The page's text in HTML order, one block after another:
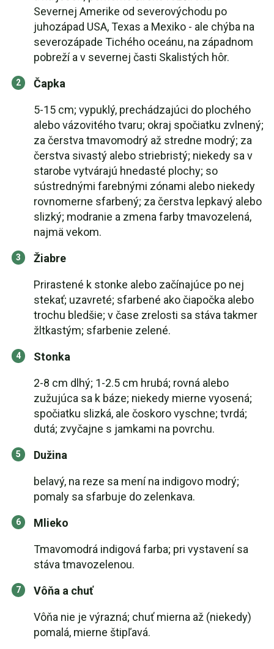
Severnej Amerike od severovýchodu po
juhozápad USA, Texas a Mexiko - ale chýba na
severozápade Tichého oceánu, na západnom
pobreží a v severnej časti Skalistých hôr.
Čapka
5-15 cm; vypuklý, prechádzajúci do plochého
alebo vázovitého tvaru; okraj spočiatku zvlnený;
za čerstva tmavomodrý až stredne modrý; za
čerstva sivastý alebo striebristý; niekedy sa v
starobe vytvárajú hnedasté plochy; so
sústrednými farebnými zónami alebo niekedy
rovnomerne sfarbený; za čerstva lepkavý alebo
slizký; modranie a zmena farby tmavozelená,
najmä vekom.
Žiabre
Prirastené k stonke alebo začínajúce po nej
stekať; uzavreté; sfarbené ako čiapočka alebo
trochu bledšie; v čase zrelosti sa stáva takmer
žltkastým; sfarbenie zelené.
Stonka
2-8 cm dlhý; 1-2.5 cm hrubá; rovná alebo
zužujúca sa k báze; niekedy mierne vyosená;
spočiatku slizká, ale čoskoro vyschne; tvrdá;
dutá; zvyčajne s jamkami na povrchu.
Dužina
belavý, na reze sa mení na indigovo modrý;
pomaly sa sfarbuje do zelenkava.
Mlieko
Tmavomodrá indigová farba; pri vystavení sa
stáva tmavozelenou.
Vôňa a chuť
Vôňa nie je výrazná; chuť mierna až (niekedy)
pomalá, mierne štipľavá.